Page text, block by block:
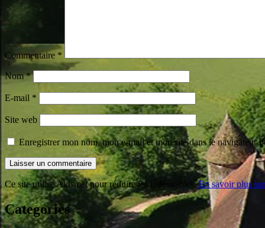
Commentaire *
Nom*
E-mail *
Site web
Enregistrer mon nom, mon e-mail et mon site dans le navigateur
Ce site utilise Akismet pour réduire les indésirables.En savoir plus
Categories